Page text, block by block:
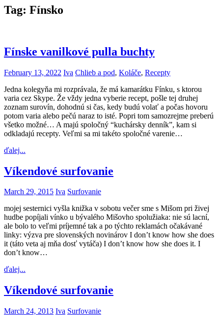
Tag: Fínsko
Fínske vanilkové pulla buchty
February 13, 2022 Iva Chlieb a pod, Koláče, Recepty
Jedna kolegyňa mi rozprávala, že má kamarátku Fínku, s ktorou
varia cez Skype. Že vždy jedna vyberie recept, pošle tej druhej
zoznam surovín, dohodnú si čas, kedy budú volať a počas hovoru
potom varia alebo pečú naraz to isté. Popri tom samozrejme preberú
všetko možné… A majú spoločný “kuchársky denník”, kam si
odkladajú recepty. Veľmi sa mi takéto spoločné varenie…
ďalej...
Víkendové surfovanie
March 29, 2015 Iva Surfovanie
mojej sesternici vyšla knižka v sobotu večer sme s Mišom pri živej
hudbe popíjali vínko u bývalého Mišovho spolužiaka: nie sú lacní,
ale bolo to veľmi príjemné tak a po týchto reklamách očakávané
linky: výzva pre slovenských novinárov I don’t know how she does
it (táto veta aj mňa dosť vytáča) I don’t know how she does it. I
don’t know…
ďalej...
Víkendové surfovanie
March 24, 2013 Iva Surfovanie